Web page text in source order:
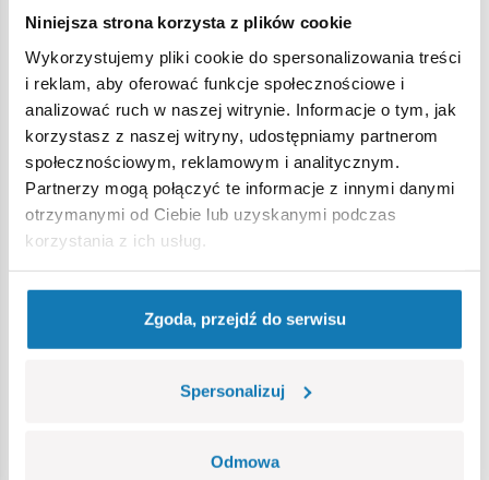
Niniejsza strona korzysta z plików cookie
Wykorzystujemy pliki cookie do spersonalizowania treści
i reklam, aby oferować funkcje społecznościowe i
analizować ruch w naszej witrynie. Informacje o tym, jak
korzystasz z naszej witryny, udostępniamy partnerom
społecznościowym, reklamowym i analitycznym.
Partnerzy mogą połączyć te informacje z innymi danymi
otrzymanymi od Ciebie lub uzyskanymi podczas
korzystania z ich usług.
Zgoda, przejdź do serwisu
Spersonalizuj
Odmowa
Zapewniamy, że każda z nich ma swój własny styl i
pomoże Ci jeszcze lepiej wyeksponować model. Buduj
historię, klocek po klocku!
865 wysokiej jakości elementów,
wyprodukowane w UE przez firmę z ponad 35-letnią
tradycją,
spełniają normy bezpieczeństwa dotyczące produktów
dla dzieci,
w pełni kompatybilne z innymi markami klocków
konstrukcyjnych,
zastosowano tylko trwałe nadruki bez użycia naklejek,
czytelna i intuicyjna instrukcja oparta na rysunkach i
5 figurek, pełna załoga!